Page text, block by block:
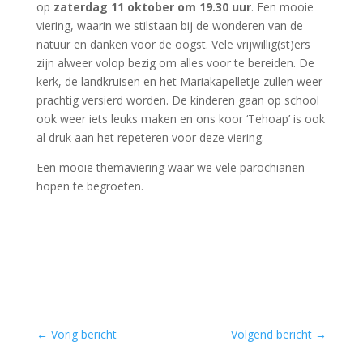
op zaterdag 11 oktober om 19.30 uur. Een mooie
viering, waarin we stilstaan bij de wonderen van de
natuur en danken voor de oogst. Vele vrijwillig(st)ers
zijn alweer volop bezig om alles voor te bereiden. De
kerk, de landkruisen en het Mariakapelletje zullen weer
prachtig versierd worden. De kinderen gaan op school
ook weer iets leuks maken en ons koor ‘Tehoap’ is ook
al druk aan het repeteren voor deze viering.
Een mooie themaviering waar we vele parochianen
hopen te begroeten.
← Vorig bericht Volgend bericht →